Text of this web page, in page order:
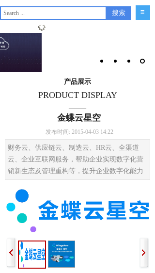
产品展示
PRODUCT DISPLAY
——
金蝶云星空
发布时间: 2015-04-03 14:22
财务云、供应链云、制造云、HR云、全渠道
云、企业互联网服务，帮助企业实现数字化营
销新生态及管理重构等，提升企业数字化能力
搜索